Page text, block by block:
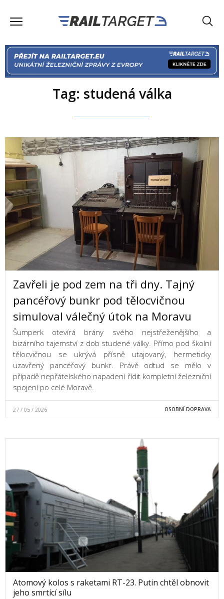
Tag: studená válka
Zavřeli je pod zem na tři dny. Tajný
pancéřový bunkr pod tělocvičnou
simuloval válečný útok na Moravu
Šumperk otevírá brány svého nejstřeženějšího a
bizárního tajemství z dob studené války. Přímo pod školní
tělocvičnou se ukrývá přísně utajovaný, hermeticky
uzavřený pancéřový bunkr. Právě odtud se mělo v
případě nepřátelského napadení řídit kompletní železniční
spojení po celé Moravě.
27 / 05 / 2026 OSOBNÍ DOPRAVA
Atomový kolos s raketami RT-23. Putin chtěl obnovit
jeho smrtící sílu